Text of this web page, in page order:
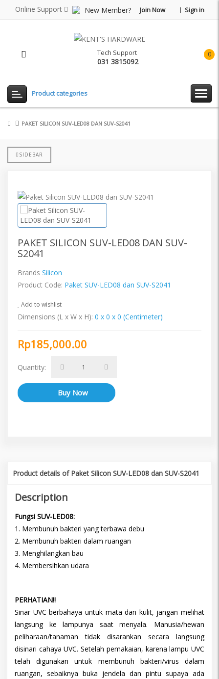
Online Support New Member? Join Now Sign in
0
Tech Support
031 3815092
Product categories
PAKET SILICON SUV-LED08 DAN SUV-S2041
SIDEBAR
PAKET SILICON SUV-LED08 DAN SUV-
S2041
Brands Silicon
Product Code: Paket SUV-LED08 dan SUV-S2041
Add to wishlist
Dimensions (L x W x H): 0 x 0 x 0 (Centimeter)
Rp185,000.00
Quantity:
Product details of Paket Silicon SUV-LED08 dan SUV-S2041
Description
Fungsi SUV-LED08:
1. Membunuh bakteri yang terbawa debu
2. Membunuh bakteri dalam ruangan
3. Menghilangkan bau
4. Membersihkan udara
PERHATIAN!!
Sinar UVC berbahaya untuk mata dan kulit, jangan melihat
langsung ke lampunya saat menyala. Manusia/hewan
peliharaan/tanaman tidak disarankan secara langsung
disinari cahaya UVC. Setelah pemakaian, karena lampu UVC
telah digunakan untuk membunuh bakteri/virus dalam
ruangan, sebaiknya buka jendela dan pintu supaya ada